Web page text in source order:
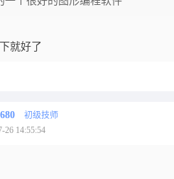
就好了
初级技师
26 14:55:54